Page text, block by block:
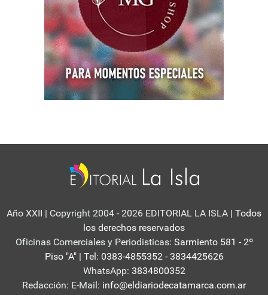
Año XXII | Copyright 2004 - 2026 EDITORIAL LA ISLA | Todos
los derechos reservados
Oficinas Comerciales y Periodisticas: Sarmiento 581 - 2º
Piso "A" | Tel: 0383-4855352 - 3834425626
WhatsApp: 3834800352
Redacción: E-Mail: info@eldiariodecatamarca.com.ar